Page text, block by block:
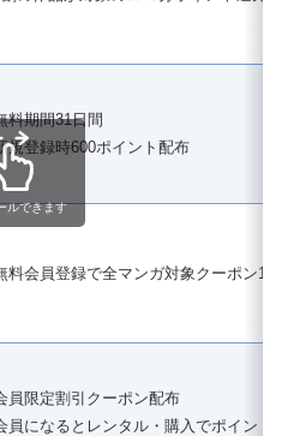
料期間31日間
規登録時600ポイント配布
料会員登録で全マンガ対象クーポン
員限定割引クーポン配布
員になるとレンタル・購入でポイント
ルできます